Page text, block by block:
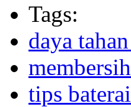
Tags:
daya
tips